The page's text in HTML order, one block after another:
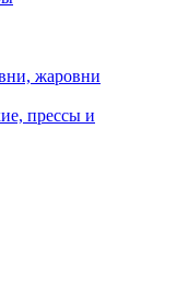
жаровни
прессы и